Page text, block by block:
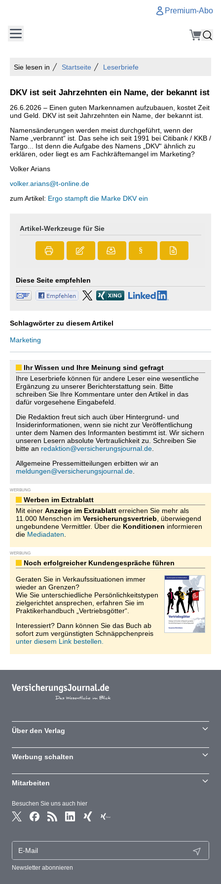
Premium-Abo
Sie lesen in Startseite Leserbriefe
DKV ist seit Jahrzehnten ein Name, der bekannt ist
26.6.2026 – Einen guten Markennamen aufzubauen, kostet Zeit
und Geld. DKV ist seit Jahrzehnten ein Name, der bekannt ist.
Namensänderungen werden meist durchgeführt, wenn der
Name „verbrannt“ ist. Das sehe ich seit 1991 bei Citibank / KKB /
Targo... Ist denn die Aufgabe des Namens „DKV“ ähnlich zu
erklären, oder liegt es am Fachkräftemangel im Marketing?
Volker Arians
volker.arians@t-online.de
zum Artikel: Ergo stampft die Marke DKV ein
Artikel-Werkzeuge für Sie
§
Diese Seite empfehlen
Schlagwörter zu diesem Artikel
Marketing
Ihr Wissen und Ihre Meinung sind gefragt
Ihre Leserbriefe können für andere Leser eine wesentliche
Ergänzung zu unserer Berichterstattung sein. Bitte
schreiben Sie Ihre Kommentare unter den Artikel in das
dafür vorgesehene Eingabefeld.
Die Redaktion freut sich auch über Hintergrund- und
Insiderinformationen, wenn sie nicht zur Veröffentlichung
unter dem Namen des Informanten bestimmt ist. Wir sichern
unseren Lesern absolute Vertraulichkeit zu. Schreiben Sie
bitte an redaktion@versicherungsjournal.de
Allgemeine Pressemitteilungen erbitten wir an
meldungen@versicherungsjournal.de
WERBUNG
Werben im Extrablatt
Mit einer Anzeige im Extrablatt erreichen Sie mehr als
11.000 Menschen im Versicherungsvertrieb , überwiegend
ungebundene Vermittler. Über die Konditionen informieren
die Mediadaten
WERBUNG
Noch erfolgreicher Kundengespräche führen
Geraten Sie in Verkaufssituationen immer
wieder an Grenzen?
Wie Sie unterschiedliche Persönlichkeitstypen
zielgerichtet ansprechen, erfahren Sie im
Praktikerhandbuch „Vertriebsgötter“.
Interessiert? Dann können Sie das Buch ab
sofort zum vergünstigten Schnäppchenpreis
unter diesem Link bestellen.
Besuchen Sie uns auch hier
Newsletter abonnieren
Über den Verlag
Werbung schalten
Mitarbeiten